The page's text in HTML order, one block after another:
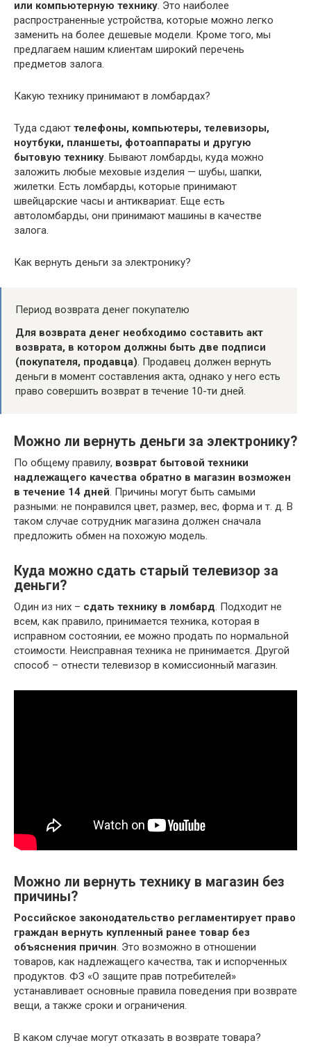
или компьютерную технику . Это наиболее
распространенные устройства, которые можно легко
заменить на более дешевые модели. Кроме того, мы
предлагаем нашим клиентам широкий перечень
предметов залога.
Какую технику принимают в ломбардах?
Туда сдают телефоны, компьютеры, телевизоры,
ноутбуки, планшеты, фотоаппараты и другую
бытовую технику . Бывают ломбарды, куда можно
заложить любые меховые изделия — шубы, шапки,
жилетки. Есть ломбарды, которые принимают
швейцарские часы и антиквариат. Еще есть
автоломбарды, они принимают машины в качестве
залога.
Как вернуть деньги за электронику?
Период возврата денег покупателю
Для возврата денег необходимо составить акт
возврата, в котором должны быть две подписи
(покупателя, продавца) . Продавец должен вернуть
деньги в момент составления акта, однако у него есть
право совершить возврат в течение 10-ти дней.
Можно ли вернуть деньги за электронику?
По общему правилу, возврат бытовой техники
надлежащего качества обратно в магазин возможен
в течение 14 дней . Причины могут быть самыми
разными: не понравился цвет, размер, вес, форма и т. д. В
таком случае сотрудник магазина должен сначала
предложить обмен на похожую модель.
Куда можно сдать старый телевизор за
деньги?
Один из них – сдать технику в ломбард . Подходит не
всем, как правило, принимается техника, которая в
исправном состоянии, ее можно продать по нормальной
стоимости. Неисправная техника не принимается. Другой
способ – отнести телевизор в комиссионный магазин.
Можно ли вернуть технику в магазин без
причины?
Российское законодательство регламентирует право
граждан вернуть купленный ранее товар без
объяснения причин . Это возможно в отношении
товаров, как надлежащего качества, так и испорченных
продуктов. ФЗ «О защите прав потребителей»
устанавливает основные правила поведения при возврате
вещи, а также сроки и ограничения.
В каком случае могут отказать в возврате товара?